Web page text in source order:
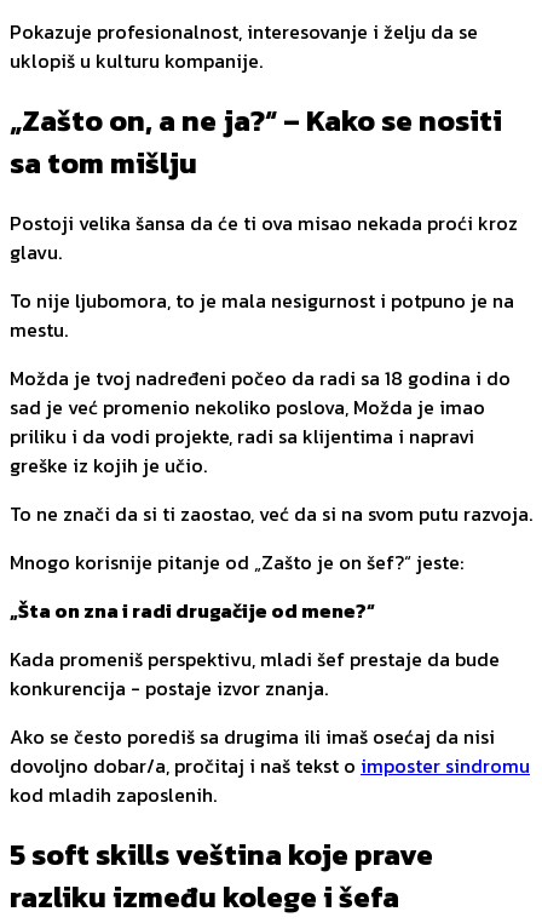
Pokazuje profesionalnost, interesovanje i želju da se
uklopiš u kulturu kompanije.
„Zašto on, a ne ja?“ – Kako se nositi
sa tom mišlju
Postoji velika šansa da će ti ova misao nekada proći kroz
glavu.
To nije ljubomora, to je mala nesigurnost i potpuno je na
mestu.
Možda je tvoj nadređeni počeo da radi sa 18 godina i do
sad je već promenio nekoliko poslova, Možda je imao
priliku i da vodi projekte, radi sa klijentima i napravi
greške iz kojih je učio.
To ne znači da si ti zaostao, već da si na svom putu razvoja.
Mnogo korisnije pitanje od „Zašto je on šef?“ jeste:
„Šta on zna i radi drugačije od mene?“
Kada promeniš perspektivu, mladi šef prestaje da bude
konkurencija - postaje izvor znanja.
Ako se često porediš sa drugima ili imaš osećaj da nisi
dovoljno dobar/a, pročitaj i naš tekst o imposter sindromu
kod mladih zaposlenih.
5 soft skills veština koje prave
razliku između kolege i šefa